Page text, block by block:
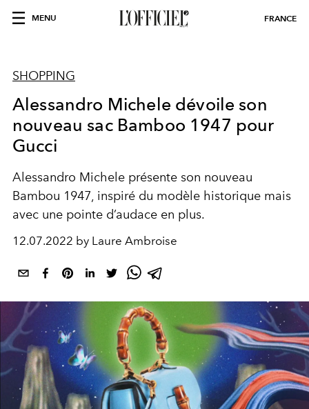
MENU FRANCE
SHOPPING
Alessandro Michele dévoile son
nouveau sac Bamboo 1947 pour
Gucci
Alessandro Michele présente son nouveau
Bambou 1947, inspiré du modèle historique mais
avec une pointe d’audace en plus.
12.07.2022 by Laure Ambroise